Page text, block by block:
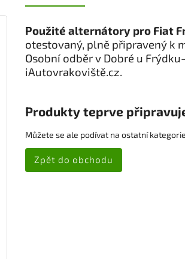
Použité alternátory pro Fiat
otestovaný, plně připravený k
Osobní odběr v Dobré u
iAutovrakoviště.cz.
Produkty teprve
Můžete se ale podívat na ostatní
Zpět do obchodu